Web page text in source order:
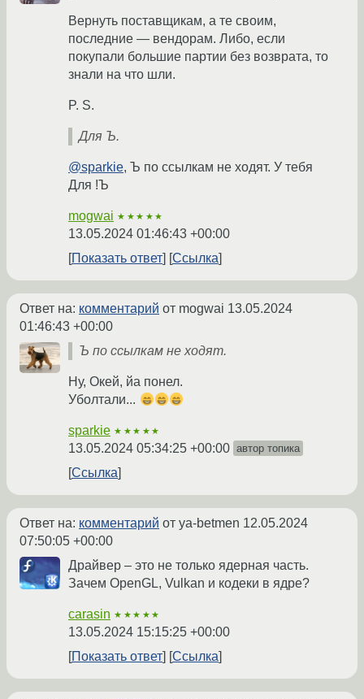
Вернуть поставщикам, а те своим,
последние — вендорам. Либо, если
покупали большие партии без возврата, то
знали на что шли.
P. S.
Для Ъ.
@sparkie, Ъ по ссылкам не ходят. У тебя
Для !Ъ
mogwai ★★★★★
13.05.2024 01:46:43 +00:00
Показать ответ
Ссылка
Ответ на: комментарий от mogwai 13.05.2024
01:46:43 +00:00
Ъ по ссылкам не ходят.
Ну, Окей, йа понел.
Уболтали...
sparkie ★★★★★
13.05.2024 05:34:25 +00:00 автор топика
Ссылка
Ответ на: комментарий от ya-betmen 12.05.2024
07:50:05 +00:00
Драйвер – это не только ядерная часть.
Зачем OpenGL, Vulkan и кодеки в ядре?
carasin ★★★★★
13.05.2024 15:15:25 +00:00
Показать ответ
Ссылка